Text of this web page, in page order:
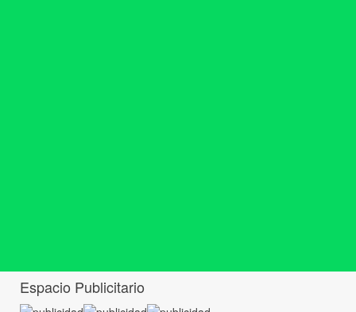
Espacio Publicitario